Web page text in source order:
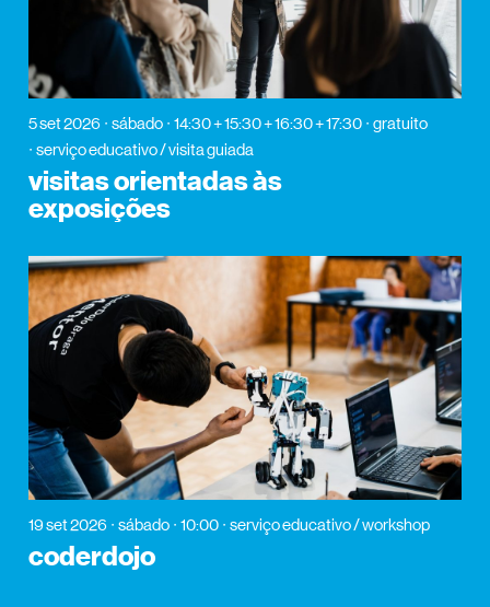
5 set 2026 sábado 14:30 + 15:30 + 16:30 + 17:30
gratuito
serviço educativo / visita guiada
visitas orientadas às
exposições
19 set 2026 sábado 10:00 serviço educativo / workshop
coderdojo